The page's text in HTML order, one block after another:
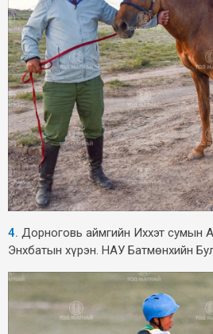
4. Дорноговь аймгийн Иххэт сумын
Энхбатын хүрэн. НАУ Батмөнхийн